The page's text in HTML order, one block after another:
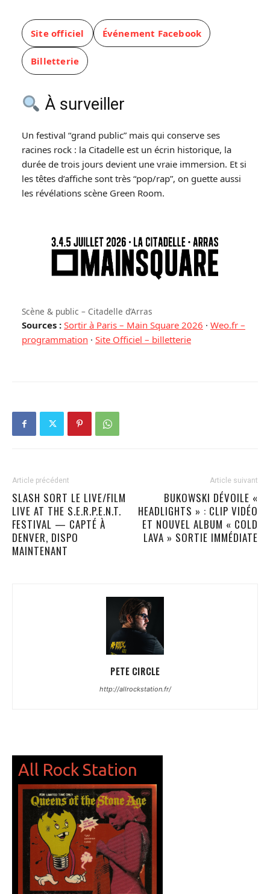
Site officiel Événement Facebook
Billetterie
À surveiller
Un festival “grand public” mais qui conserve ses
racines rock : la Citadelle est un écrin historique, la
durée de trois jours devient une vraie immersion. Et si
les têtes d’affiche sont très “pop/rap”, on guette aussi
les révélations scène Green Room.
Scène & public – Citadelle d’Arras
Sources : Sortir à Paris – Main Square 2026 · Weo.fr –
programmation · Site Officiel – billetterie
Article précédent
SLASH SORT LE LIVE/FILM
LIVE AT THE S.E.R.P.E.N.T.
FESTIVAL — CAPTÉ À
DENVER, DISPO
MAINTENANT
Article suivant
BUKOWSKI DÉVOILE «
HEADLIGHTS » : CLIP VIDÉO
ET NOUVEL ALBUM « COLD
LAVA » SORTIE IMMÉDIATE
PETE CIRCLE
http://allrockstation.fr/